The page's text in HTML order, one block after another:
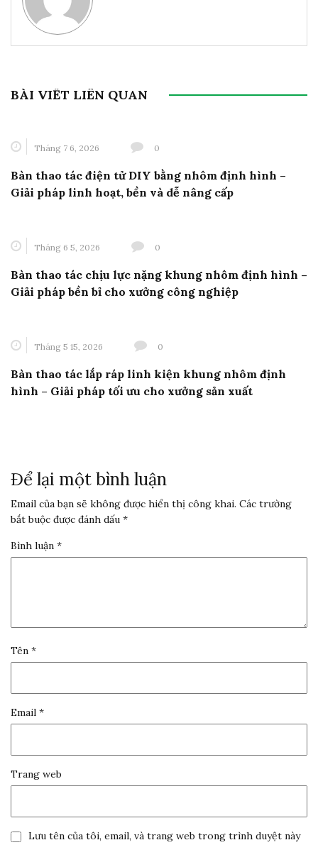
BÀI VIẾT LIÊN QUAN
Tháng 7 6, 2026 0
Bàn thao tác điện tử DIY bằng nhôm định hình –
Giải pháp linh hoạt, bền và dễ nâng cấp
Tháng 6 5, 2026 0
Bàn thao tác chịu lực nặng khung nhôm định hình –
Giải pháp bền bỉ cho xưởng công nghiệp
Tháng 5 15, 2026 0
Bàn thao tác lắp ráp linh kiện khung nhôm định
hình – Giải pháp tối ưu cho xưởng sản xuất
Để lại một bình luận
Email của bạn sẽ không được hiển thị công khai. Các trường
bắt buộc được đánh dấu *
Bình luận *
Tên *
Email *
Trang web
Lưu tên của tôi, email, và trang web trong trình duyệt này